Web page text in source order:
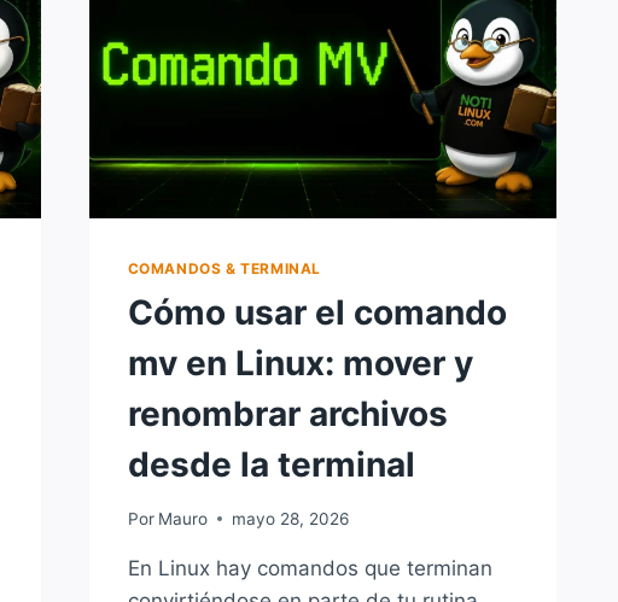
VACÍOS
COMANDOS & TERMINAL
Cómo usar el comando
mv en Linux: mover y
renombrar archivos
desde la terminal
Por Mauro mayo 28, 2026
En Linux hay comandos que terminan